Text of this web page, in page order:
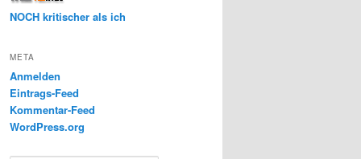
NOCH kritischer als ich
META
Anmelden
Eintrags-Feed
Kommentar-Feed
WordPress.org